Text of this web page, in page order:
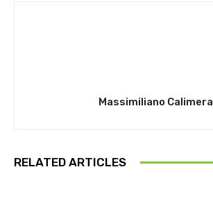
Massimiliano Calimera
RELATED ARTICLES